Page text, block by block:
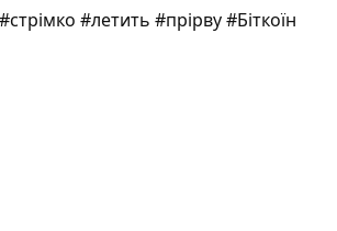
#летить #прірву #Біткоїн